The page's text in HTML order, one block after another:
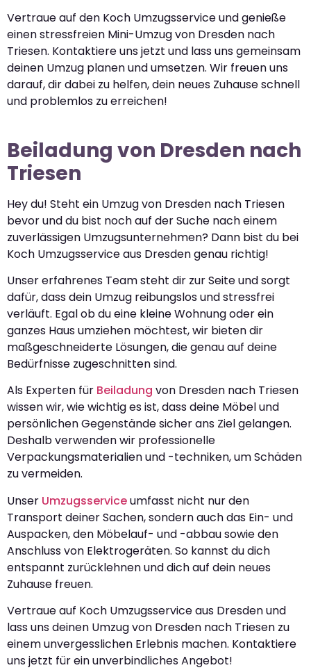
Vertraue auf den Koch Umzugsservice und genieße
einen stressfreien Mini-Umzug von Dresden nach
Triesen. Kontaktiere uns jetzt und lass uns gemeinsam
deinen Umzug planen und umsetzen. Wir freuen uns
darauf, dir dabei zu helfen, dein neues Zuhause schnell
und problemlos zu erreichen!
Beiladung von Dresden nach
Triesen
Hey du! Steht ein Umzug von Dresden nach Triesen
bevor und du bist noch auf der Suche nach einem
zuverlässigen Umzugsunternehmen? Dann bist du bei
Koch Umzugsservice aus Dresden genau richtig!
Unser erfahrenes Team steht dir zur Seite und sorgt
dafür, dass dein Umzug reibungslos und stressfrei
verläuft. Egal ob du eine kleine Wohnung oder ein
ganzes Haus umziehen möchtest, wir bieten dir
maßgeschneiderte Lösungen, die genau auf deine
Bedürfnisse zugeschnitten sind.
Als Experten für Beiladung von Dresden nach Triesen
wissen wir, wie wichtig es ist, dass deine Möbel und
persönlichen Gegenstände sicher ans Ziel gelangen.
Deshalb verwenden wir professionelle
Verpackungsmaterialien und -techniken, um Schäden
zu vermeiden.
Unser Umzugsserviceumfasst nicht nur den
Transport deiner Sachen, sondern auch das Ein- und
Auspacken, den Möbelauf- und -abbau sowie den
Anschluss von Elektrogeräten. So kannst du dich
entspannt zurücklehnen und dich auf dein neues
Zuhause freuen.
Vertraue auf Koch Umzugsservice aus Dresden und
lass uns deinen Umzug von Dresden nach Triesen zu
einem unvergesslichen Erlebnis machen. Kontaktiere
uns jetzt für ein unverbindliches Angebot!